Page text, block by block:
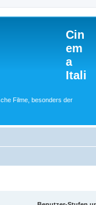
Cin
em
a
Itali
Filme, besonders der